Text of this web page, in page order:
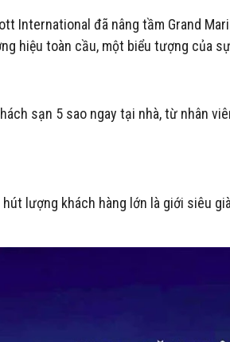
International đã nâng tầm Grand
hiệu toàn cầu, một biểu tượng của
sạn 5 sao ngay tại nhà, từ nhân
lượng khách hàng lớn là giới siêu